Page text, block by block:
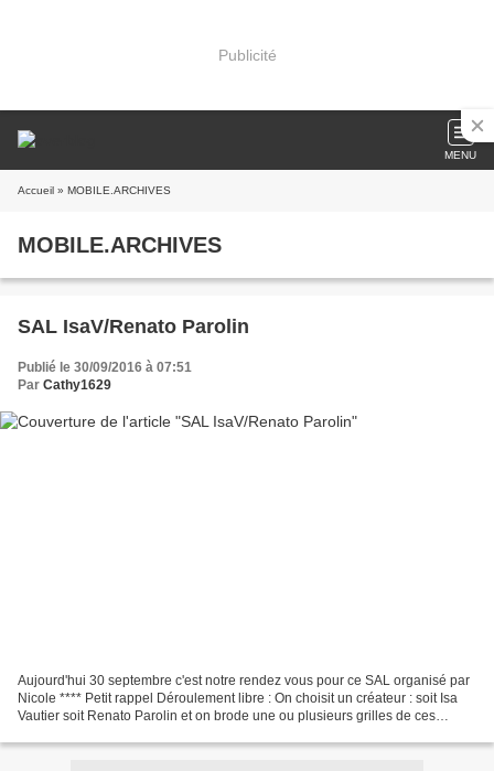
Publicité
MENU
Accueil » MOBILE.ARCHIVES
MOBILE.ARCHIVES
SAL IsaV/Renato Parolin
Publié le 30/09/2016 à 07:51
Par Cathy1629
Aujourd'hui 30 septembre c'est notre rendez vous pour ce SAL organisé par
Nicole **** Petit rappel Déroulement libre : On choisit un créateur : soit Isa
Vautier soit Renato Parolin et on brode une ou plusieurs grilles de ces